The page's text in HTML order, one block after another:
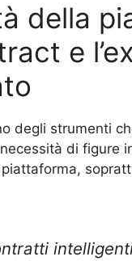
della
e
degli strumenti
di figure